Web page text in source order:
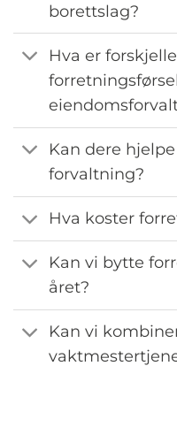
borettslag?
Hva er
Kan dere
forvaltning?
Hva koster
Kan vi bytte
året?
Kan vi